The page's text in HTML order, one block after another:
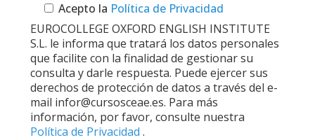
Acepto la Política de Privacidad
EUROCOLLEGE OXFORD ENGLISH INSTITUTE
S.L. le informa que tratará los datos personales
que facilite con la finalidad de gestionar su
consulta y darle respuesta. Puede ejercer sus
derechos de protección de datos a través del e-
mail infor@cursosceae.es. Para más
información, por favor, consulte nuestra
Política de Privacidad .